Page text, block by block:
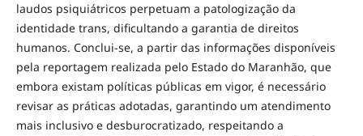
laudos psiquiátricos perpetuam a patologização da
identidade trans, dificultando a garantia de direitos
humanos. Conclui-se, a partir das informações disponíveis
pela reportagem realizada pelo Estado do Maranhão, que
embora existam políticas públicas em vigor, é necessário
revisar as práticas adotadas, garantindo um atendimento
mais inclusivo e desburocratizado, respeitando a